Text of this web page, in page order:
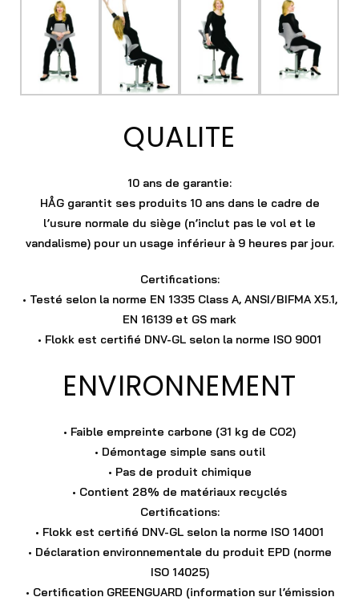
QUALITE
10 ans de garantie:
HÅG garantit ses produits 10 ans dans le cadre de
l’usure normale du siège (n’inclut pas le vol et le
vandalisme) pour un usage inférieur à 9 heures par jour.
Certifications:
• Testé selon la norme EN 1335 Class A, ANSI/BIFMA X5.1,
EN 16139 et GS mark
• Flokk est certifié DNV-GL selon la norme ISO 9001
ENVIRONNEMENT
• Faible empreinte carbone (31 kg de CO2)
• Démontage simple sans outil
• Pas de produit chimique
• Contient 28% de matériaux recyclés
Certifications:
• Flokk est certifié DNV-GL selon la norme ISO 14001
• Déclaration environnementale du produit EPD (norme
ISO 14025)
• Certification GREENGUARD (information sur l’émission